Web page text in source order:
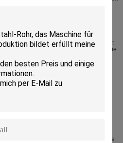
Standards auch, und so weiter
und die Rohrmühlen nur am
und Entwicklung von Landpolitik, auch mit
sind wir Anfang der Export der Maschinerie
Export nach mehr als 70 Länder, den
Südamerika, Europa, Mittlere Osten,
erhalten im Weltmarkt angeblich.
Kunden bestehen die Maschinerie durch
Firma, die das
durchbrannte, dieses ist als Ihre
spezielle Anforderung haben, könnten
und machen.
Akkumulator (Käfig) sah →Forming
machine→ Fliegen (kalt sah), →, Tabelle